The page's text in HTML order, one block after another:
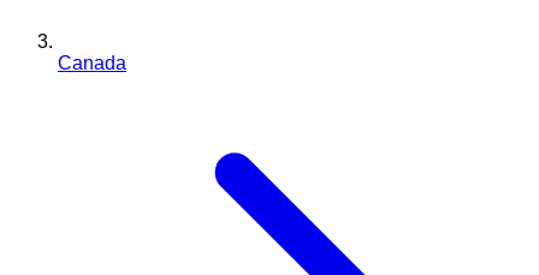
Canada